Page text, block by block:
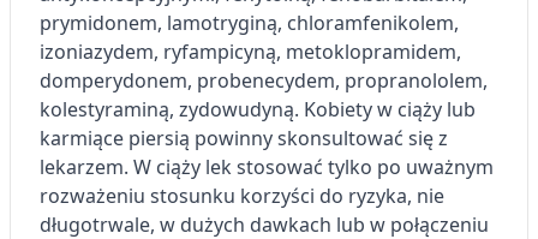
prymidonem, lamotryginą, chloramfenikolem,
izoniazydem, ryfampicyną, metoklopramidem,
domperydonem, probenecydem, propranololem,
kolestyraminą, zydowudyną. Kobiety w ciąży lub
karmiące piersią powinny skonsultować się z
lekarzem. W ciąży lek stosować tylko po uważnym
rozważeniu stosunku korzyści do ryzyka, nie
długotrwale, w dużych dawkach lub w połączeniu
Cele przetwarzania inne niż IAB:
Niezbędne
Wydajność (Performance)
Reklama / śledzenie